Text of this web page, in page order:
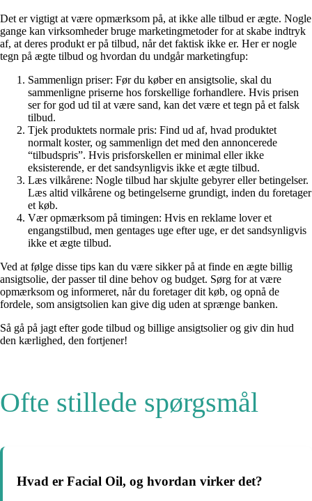
Det er vigtigt at være opmærksom på, at ikke alle tilbud er ægte. Nogle
gange kan virksomheder bruge marketingmetoder for at skabe indtryk
af, at deres produkt er på tilbud, når det faktisk ikke er. Her er nogle
tegn på ægte tilbud og hvordan du undgår marketingfup:
Sammenlign priser: Før du køber en ansigtsolie, skal du
sammenligne priserne hos forskellige forhandlere. Hvis prisen
ser for god ud til at være sand, kan det være et tegn på et falsk
tilbud.
Tjek produktets normale pris: Find ud af, hvad produktet
normalt koster, og sammenlign det med den annoncerede
“tilbudspris”. Hvis prisforskellen er minimal eller ikke
eksisterende, er det sandsynligvis ikke et ægte tilbud.
Læs vilkårene: Nogle tilbud har skjulte gebyrer eller betingelser.
Læs altid vilkårene og betingelserne grundigt, inden du foretager
et køb.
Vær opmærksom på timingen: Hvis en reklame lover et
engangstilbud, men gentages uge efter uge, er det sandsynligvis
ikke et ægte tilbud.
Ved at følge disse tips kan du være sikker på at finde en ægte billig
ansigtsolie, der passer til dine behov og budget. Sørg for at være
opmærksom og informeret, når du foretager dit køb, og opnå de
fordele, som ansigtsolien kan give dig uden at sprænge banken.
Så gå på jagt efter gode tilbud og billige ansigtsolier og giv din hud
den kærlighed, den fortjener!
Ofte stillede spørgsmål
Hvad er Facial Oil, og hvordan virker det?